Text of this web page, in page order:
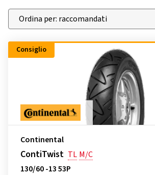
Consiglio
Continental
ContiTwist TL M/C
130/60 -13 53P